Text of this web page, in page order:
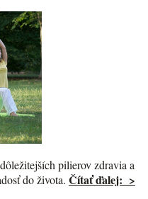
pilierov zdravia a
do života. Čítať ďalej: >